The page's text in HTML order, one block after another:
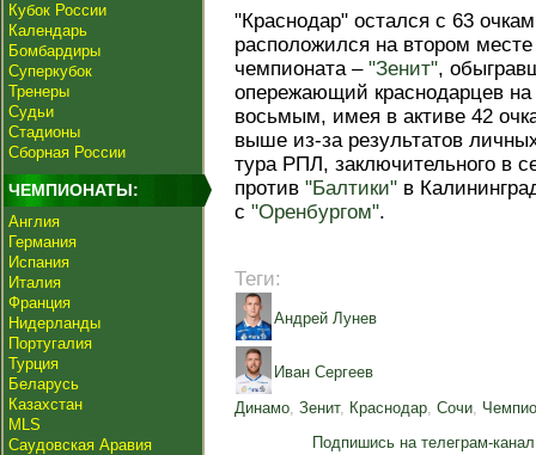
Кубок России
Календарь
Бомбардиры
Суперкубок
Тренеры
Судьи
Стадионы
Сборная России
ЧЕМПИОНАТЫ:
Англия
Германия
Испания
Италия
Франция
Нидерланды
Португалия
Турция
Беларусь
Казахстан
MLS
Саудовская Аравия
"Краснодар" остался с 63
расположился на втором
чемпионата – "Зенит",
опережающий краснодарцев
восьмым, имея в активе 42
выше из-за результатов
тура РПЛ, заключительного в
против "Балтики" в
с "Оренбургом".
Теги:
Андрей Лунев
Иван Сергеев
Динамо, Зенит, Краснодар, Сочи,
Подпишись на телеграм-